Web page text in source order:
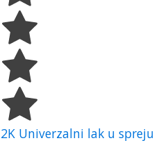
2K Univerzalni lak u spreju